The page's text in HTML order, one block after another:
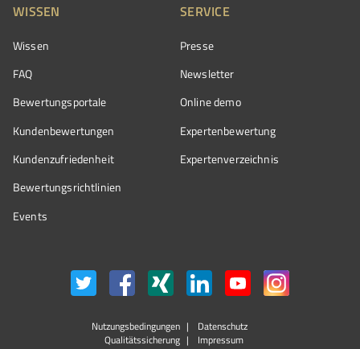
WISSEN
Wissen
FAQ
Bewertungsportale
Kundenbewertungen
Kundenzufriedenheit
Bewertungs­richtlinien
Events
SERVICE
Presse
Newsletter
Online demo
Expertenbewertung
Expertenverzeichnis
Nutzungsbedingungen
Datenschutz
Qualitätssicherung
Impressum